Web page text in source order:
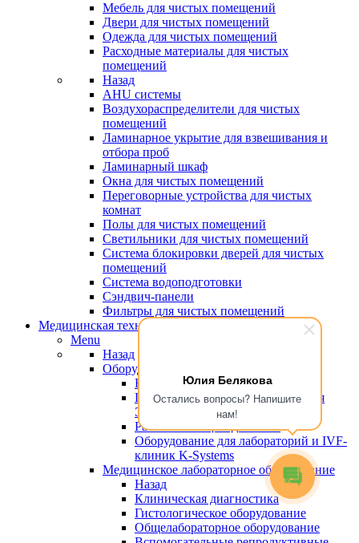
Юлия Белякова
Остались вопросы? Напишите
нам!
Мебель для чистых помещений
Двери для чистых помещений
Одежда для чистых помещений
Расходные материалы для чистых
помещений
Назад
AHU системы
Воздухораспределители для чистых
помещений
Ламинарное укрытие для взвешивания и
отбора проб
Ламинарный шкаф
Окна для чистых помещений
Переговорные устройства для чистых
комнат
Полы для чистых помещений
Светильники для чистых помещений
Система блокировки дверей для чистых
помещений
Система водоподготовки
Сэндвич-панели
Фильтры для чистых помещений
Медицинская техника
Menu
Назад
Оборудование для эко
Назад
Пластик, сертифицированный для
ЭКО
Рабочие станции для ЭКО
Оборудование для лабораторий и IVF-
клиник K-Systems
Медицинское лабораторное оборудование
Назад
Клиническая диагностика
Гистологическое оборудование
Общелабораторное оборудование